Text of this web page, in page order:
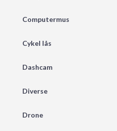
Computermus
Cykel lås
Dashcam
Diverse
Drone